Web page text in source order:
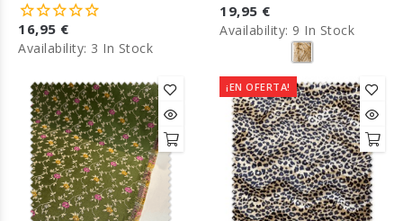
16,95 €
Availability: 3 In Stock
19,95 €
Availability: 9 In Stock
¡EN OFERTA!